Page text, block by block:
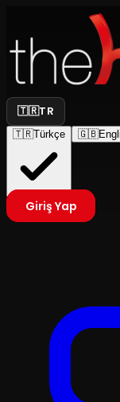
🇹🇷TR
🇹🇷Türkçe 🇬🇧
Giriş Yap